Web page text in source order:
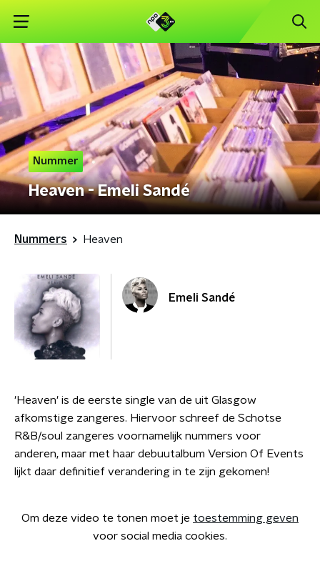
Nummer
Heaven - Emeli Sandé
Nummers Heaven
Emeli Sandé
'Heaven' is de eerste single van de uit Glasgow
afkomstige zangeres. Hiervoor schreef de Schotse
R&B/soul zangeres voornamelijk nummers voor
anderen, maar met haar debuutalbum Version Of Events
lijkt daar definitief verandering in te zijn gekomen!
Om deze video te tonen moet je toestemming geven
voor social media cookies.